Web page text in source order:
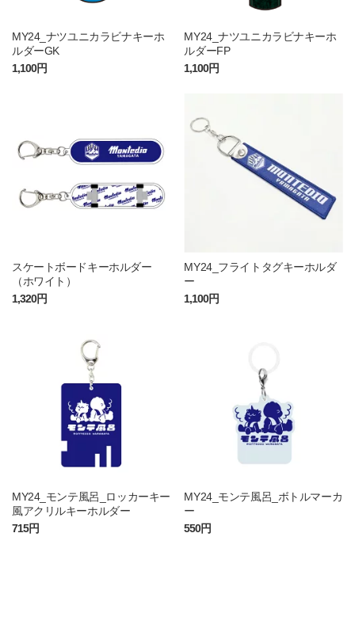
MY24_ナツユニカラビナキーホ
ルダーGK
1,100円
MY24_ナツユニカラビナキーホ
ルダーFP
1,100円
スケートボードキーホルダー
（ホワイト）
1,320円
MY24_フライトタグキーホルダ
ー
1,100円
MY24_モンテ風呂_ロッカーキー
風アクリルキーホルダー
715円
MY24_モンテ風呂_ボトルマーカ
ー
550円